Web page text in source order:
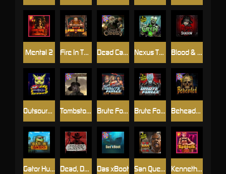
Dead, Dead, or Deader
Brute Force
Mental 2
San Quentin 2: Death Row
Blood & Shadow
Outsourced Beheaded
Brute Force: Alien Onslaught
Nexus The Crypt
Gator Hunters Kenneth Must Die
Tombstone RIP
Fire In The Hole xBomb
Das xBoot
Dead Canary